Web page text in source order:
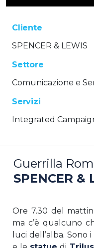
Cliente
SPENCER & LEWIS
Settore
Comunicazione e
Servizi
Integrated
Guerrilla
SPENCER &
Ore 7.30 del
ma c’è qualcuno
luci dell’alba. Sono i